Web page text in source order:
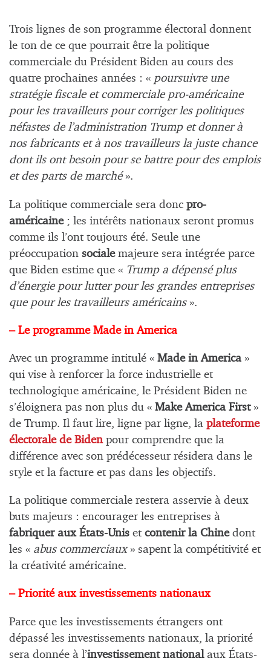
Trois lignes de son programme électoral donnent
le ton de ce que pourrait être la politique
commerciale du Président Biden au cours des
quatre prochaines années : « poursuivre une
stratégie fiscale et commerciale pro-américaine
pour les travailleurs pour corriger les politiques
néfastes de l’administration Trump et donner à
nos fabricants et à nos travailleurs la juste chance
dont ils ont besoin pour se battre pour des emplois
et des parts de marché».
La politique commerciale sera donc pro-
américaine; les intérêts nationaux seront promus
comme ils l’ont toujours été. Seule une
préoccupation socialemajeure sera intégrée parce
que Biden estime que « Trump a dépensé plus
d’énergie pour lutter pour les grandes entreprises
que pour les travailleurs américains».
– Le programme Made in America
Avec un programme intitulé « Made in America »
qui vise à renforcer la force industrielle et
technologique américaine, le Président Biden ne
s’éloignera pas non plus du « Make America First»
de Trump. Il faut lire, ligne par ligne, la plateforme
électorale de Bidenpour comprendre que la
différence avec son prédécesseur résidera dans le
style et la facture et pas dans les objectifs.
La politique commerciale restera asservie à deux
buts majeurs : encourager les entreprises à
fabriquer aux États-Unis et contenir la Chinedont
les « abus commerciaux» sapent la compétitivité et
la créativité américaine.
– Priorité aux investissements nationaux
Parce que les investissements étrangers ont
dépassé les investissements nationaux, la priorité
sera donnée à l’investissement nationalaux États-